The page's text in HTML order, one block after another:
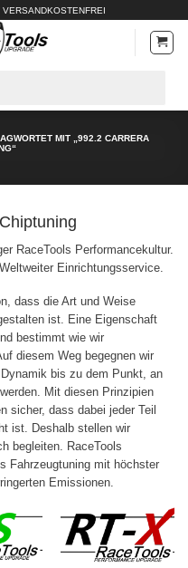
MIT „992.2 CARRERA
RaceTools Performancekultur.
Einrichtungsservice.
dass die Art und Weise
ist. Eine Eigenschaft
bestimmt wie wir
diesem Weg begegnen wir
bis zu dem Punkt, an
Mit diesen Prinzipien
sicher, dass dabei jeder Teil
ist. Deshalb stellen wir
begleiten. RaceTools
Fahrzeugtuning mit höchster
Emissionen.